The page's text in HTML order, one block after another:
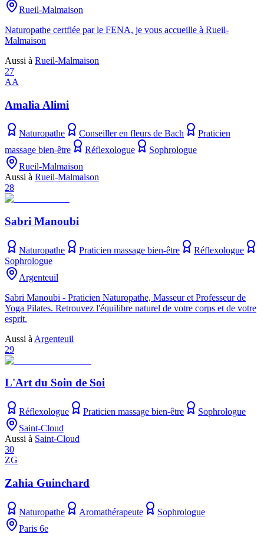
Rueil-Malmaison
Naturopathe certfiée par le FENA, je vous accueille à Rueil-
Malmaison
Aussi à Rueil-Malmaison
27
AA
Amalia Alimi
Naturopathe Conseiller en fleurs de Bach
Praticien
massage bien-être
Réflexologue
Sophrologue
Rueil-Malmaison
Aussi à Rueil-Malmaison
28
Sabri Manoubi
Naturopathe Praticien massage bien-être
Réflexologue
Sophrologue
Argenteuil
Sabri Manoubi - Praticien Naturopathe, Masseur et Professeur de
Yoga Pilates. Retrouvez l'équilibre naturel de votre corps et de votre
esprit.
Aussi à Argenteuil
29
L'Art du Soin de Soi
Réflexologue Praticien massage bien-être
Sophrologue
Saint-Cloud
Aussi à Saint-Cloud
30
ZG
Zahia Guinchard
Naturopathe Aromathérapeute
Sophrologue
Paris 6e